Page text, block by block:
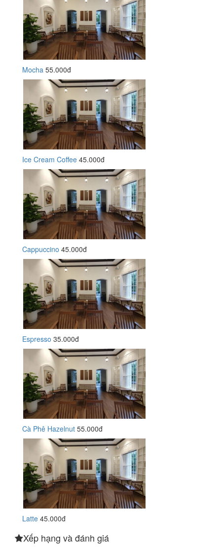
Mocha 55.000đ
Ice Cream Coffee 45.000đ
Cappuccino 45.000đ
Espresso 35.000đ
Cà Phê Hazelnut 55.000đ
Latte 45.000đ
Xếp hạng và đánh giá